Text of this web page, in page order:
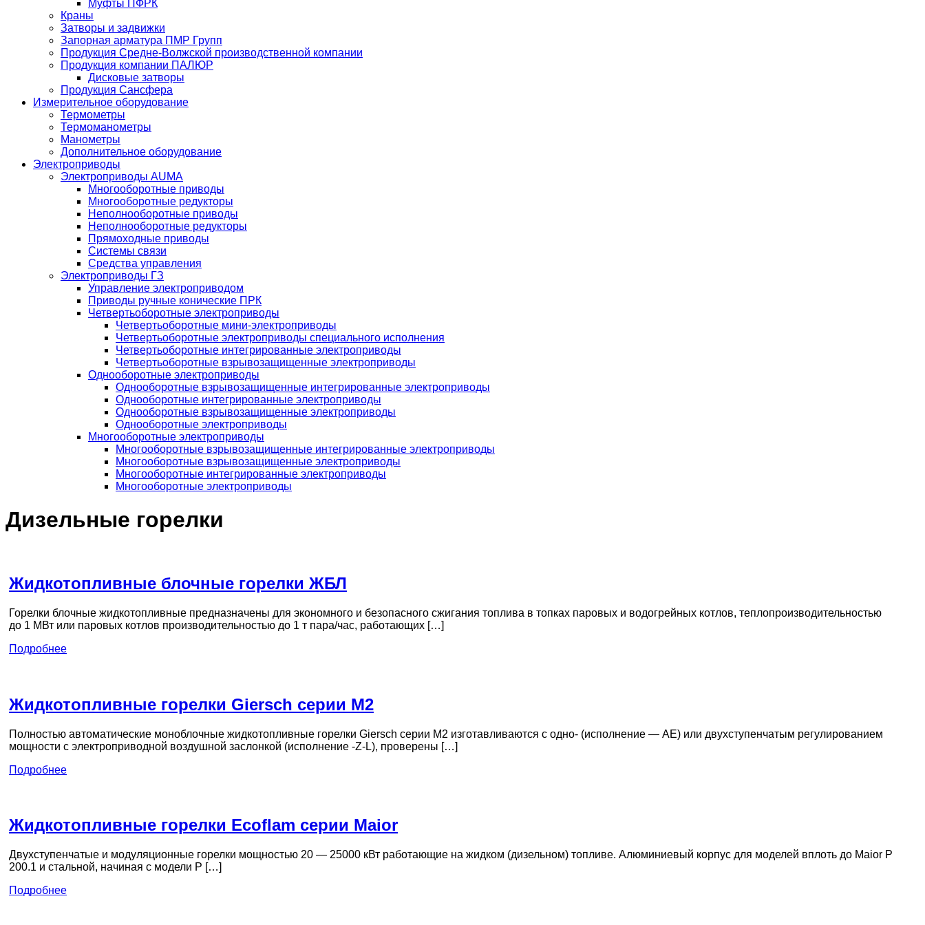
Муфты ПФРК
Краны
Затворы и задвижки
Запорная арматура ПМР Групп
Продукция Средне-Волжской производственной компании
Продукция компании ПАЛЮР
Дисковые затворы
Продукция Сансфера
Измерительное оборудование
Термометры
Термоманометры
Манометры
Дополнительное оборудование
Электроприводы
Электроприводы AUMA
Многооборотные приводы
Многооборотные редукторы
Неполнооборотные приводы
Неполнооборотные редукторы
Прямоходные приводы
Системы связи
Средства управления
Электроприводы ГЗ
Управление электроприводом
Приводы ручные конические ПРК
Четвертьоборотные электроприводы
Четвертьоборотные мини-электроприводы
Четвертьоборотные электроприводы специального исполнения
Четвертьоборотные интегрированные электроприводы
Четвертьоборотные взрывозащищенные электроприводы
Однооборотные электроприводы
Однооборотные взрывозащищенные интегрированные электроприводы
Однооборотные интегрированные электроприводы
Однооборотные взрывозащищенные электроприводы
Однооборотные электроприводы
Многооборотные электроприводы
Многооборотные взрывозащищенные интегрированные электроприводы
Многооборотные взрывозащищенные электроприводы
Многооборотные интегрированные электроприводы
Многооборотные электроприводы
Дизельные горелки
Жидкотопливные блочные горелки ЖБЛ
Горелки блочные жидкотопливные предназначены для экономного и безопасного сжигания топлива в топках паровых и водогрейных котлов, теплопроизводительностью
до 1 МВт или паровых котлов производительностью до 1 т пара/час, работающих […]
Подробнее
Жидкотопливные горелки Giersch серии M2
Полностью автоматические моноблочные жидкотопливные горелки Giersch серии M2 изготавливаются с одно- (исполнение — AE) или двухступенчатым регулированием
мощности с электроприводной воздушной заслонкой (исполнение -Z-L), проверены […]
Подробнее
Жидкотопливные горелки Ecoflam серии Maior
Двухступенчатые и модуляционные горелки мощностью 20 — 25000 кВт работающие на жидком (дизельном) топливе. Алюминиевый корпус для моделей вплоть до Maior P
200.1 и стальной, начиная с модели P […]
Подробнее